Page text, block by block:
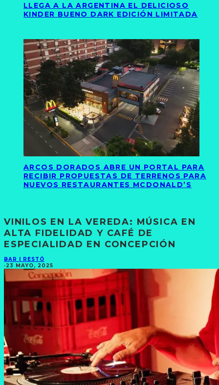
LLEGA A LA ARGENTINA EL DELICIOSO
KINDER BUENO DARK EDICIÓN LIMITADA
ARCOS DORADOS ABRE UN PORTAL PARA
RECIBIR PROPUESTAS DE TERRENOS PARA
NUEVOS RESTAURANTES MCDONALD’S
VINILOS EN LA VEREDA: MÚSICA EN
ALTA FIDELIDAD Y CAFÉ DE
ESPECIALIDAD EN CONCEPCIÓN
BAR | RESTÓ
·23 MAYO, 2025